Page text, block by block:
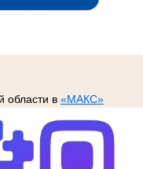
области в «МАКС»